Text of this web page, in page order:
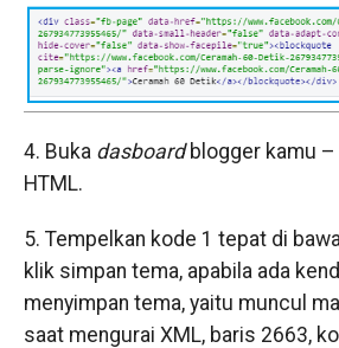
4. Buka dasboard blogger kamu
HTML.
5. Tempelkan kode 1 tepat di
klik simpan tema, apabila ada
menyimpan tema, yaitu muncul
saat mengurai XML, baris 2663,